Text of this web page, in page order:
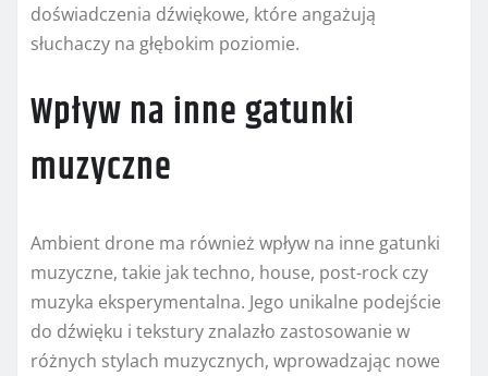
doświadczenia dźwiękowe, które angażują
słuchaczy na głębokim poziomie.
Wpływ na inne gatunki
muzyczne
Ambient drone ma również wpływ na inne gatunki
muzyczne, takie jak techno, house, post-rock czy
muzyka eksperymentalna. Jego unikalne podejście
do dźwięku i tekstury znalazło zastosowanie w
różnych stylach muzycznych, wprowadzając nowe